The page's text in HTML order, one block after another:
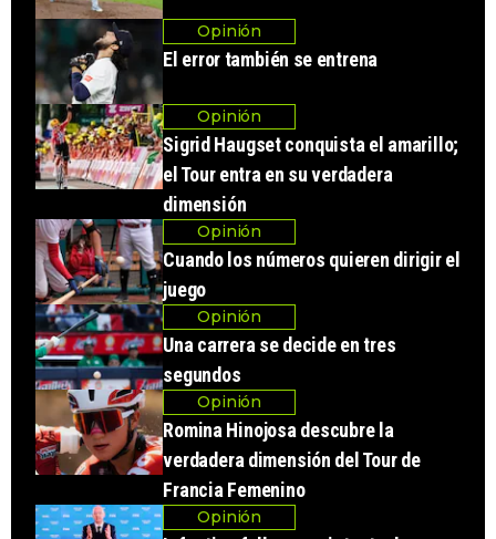
Opinión
El error también se entrena
Opinión
Sigrid Haugset conquista el amarillo;
el Tour entra en su verdadera
dimensión
Opinión
Cuando los números quieren dirigir el
juego
Opinión
Una carrera se decide en tres
segundos
Opinión
Romina Hinojosa descubre la
verdadera dimensión del Tour de
Francia Femenino
Opinión